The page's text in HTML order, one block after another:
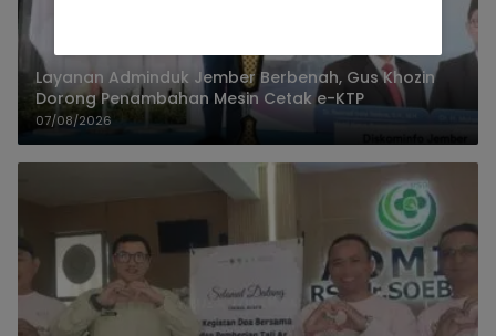
Layanan Adminduk Jember Berbenah, Gus Khozin
Dorong Penambahan Mesin Cetak e-KTP
07/08/2026